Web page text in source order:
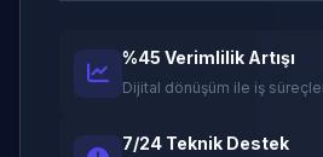
%45 Verimlilik Artışı
Dijital dönüşüm ile iş
7/24 Teknik Destek